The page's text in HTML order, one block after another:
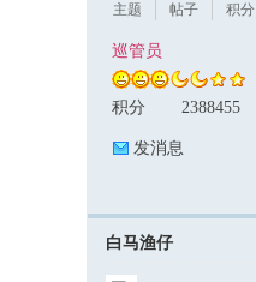
主题
帖子
积分
巡管员
积分 2388455
发消息
白马渔仔